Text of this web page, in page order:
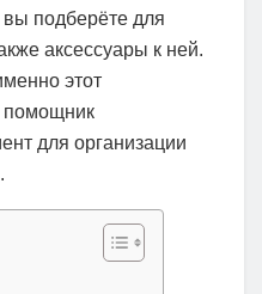
вы подберёте для
аксессуары к ней.
этот
помощник
для организации